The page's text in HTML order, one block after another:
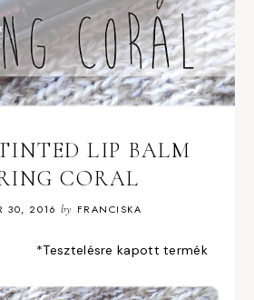
LIP BALM
CORAL
30, 2016 by FRANCISKA
*Tesztelésre kapott termék